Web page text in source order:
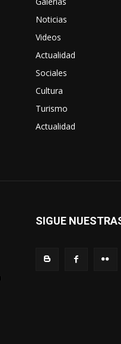
Noticias
Videos
Actualidad
Sociales
Cultura
Turismo
Actualidad
SIGUE